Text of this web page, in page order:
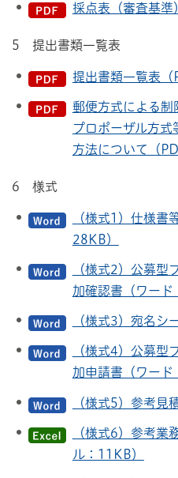
採点表（審査基準
5 提出書類一覧表
提出書類一覧表（
郵便方式による制
プロポーザル方式
方法について（
6 様式
（様式1）仕様書
28KB）
（様式2）公募型
加確認書（ワード
（様式3）宛名シ
（様式4）公募型
加申請書（ワード
（様式5）参考見
（様式6）参考業
ル：11KB）